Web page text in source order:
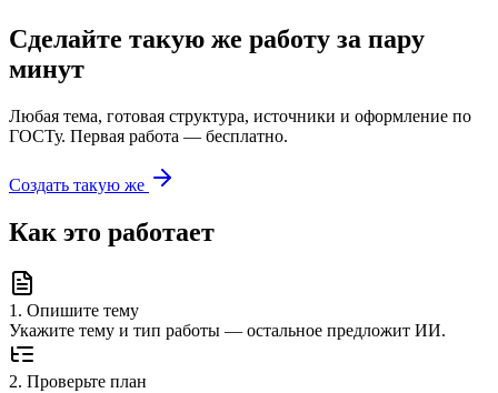
Сделайте такую же работу за пару
минут
Любая тема, готовая структура, источники и оформление по
ГОСТу. Первая работа — бесплатно.
Создать такую же
Как это работает
1 . Опишите тему
Укажите тему и тип работы — остальное предложит ИИ.
2. Проверьте план